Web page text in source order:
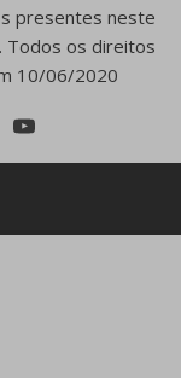
presentes neste
Todos os direitos
10/06/2020